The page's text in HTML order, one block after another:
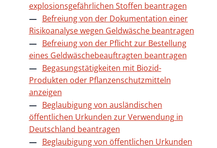
explosionsgefährlichen Stoffen beantragen
Befreiung von der Dokumentation einer
Risikoanalyse wegen Geldwäsche beantragen
Befreiung von der Pflicht zur Bestellung
eines Geldwäschebeauftragten beantragen
Begasungstätigkeiten mit Biozid-
Produkten oder Pflanzenschutzmitteln
anzeigen
Beglaubigung von ausländischen
öffentlichen Urkunden zur Verwendung in
Deutschland beantragen
Beglaubigung von öffentlichen Urkunden